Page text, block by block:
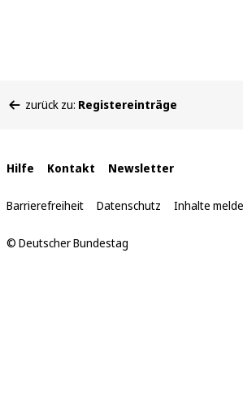
befinden
zurück zu: Registereinträge
Interne
Links
Hilfe Kontakt Newsletter
Barrierefreiheit Datenschutz Inhalte
© Deutscher Bundestag